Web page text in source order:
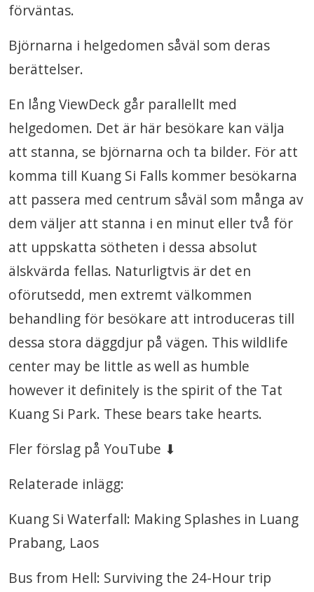
förväntas.
Björnarna i helgedomen såväl som deras
berättelser.
En lång ViewDeck går parallellt med
helgedomen. Det är här besökare kan välja
att stanna, se björnarna och ta bilder. För att
komma till Kuang Si Falls kommer besökarna
att passera med centrum såväl som många av
dem väljer att stanna i en minut eller två för
att uppskatta sötheten i dessa absolut
älskvärda fellas. Naturligtvis är det en
oförutsedd, men extremt välkommen
behandling för besökare att introduceras till
dessa stora däggdjur på vägen. This wildlife
center may be little as well as humble
however it definitely is the spirit of the Tat
Kuang Si Park. These bears take hearts.
Fler förslag på YouTube ⬇
Relaterade inlägg:
Kuang Si Waterfall: Making Splashes in Luang
Prabang, Laos
Bus from Hell: Surviving the 24-Hour trip